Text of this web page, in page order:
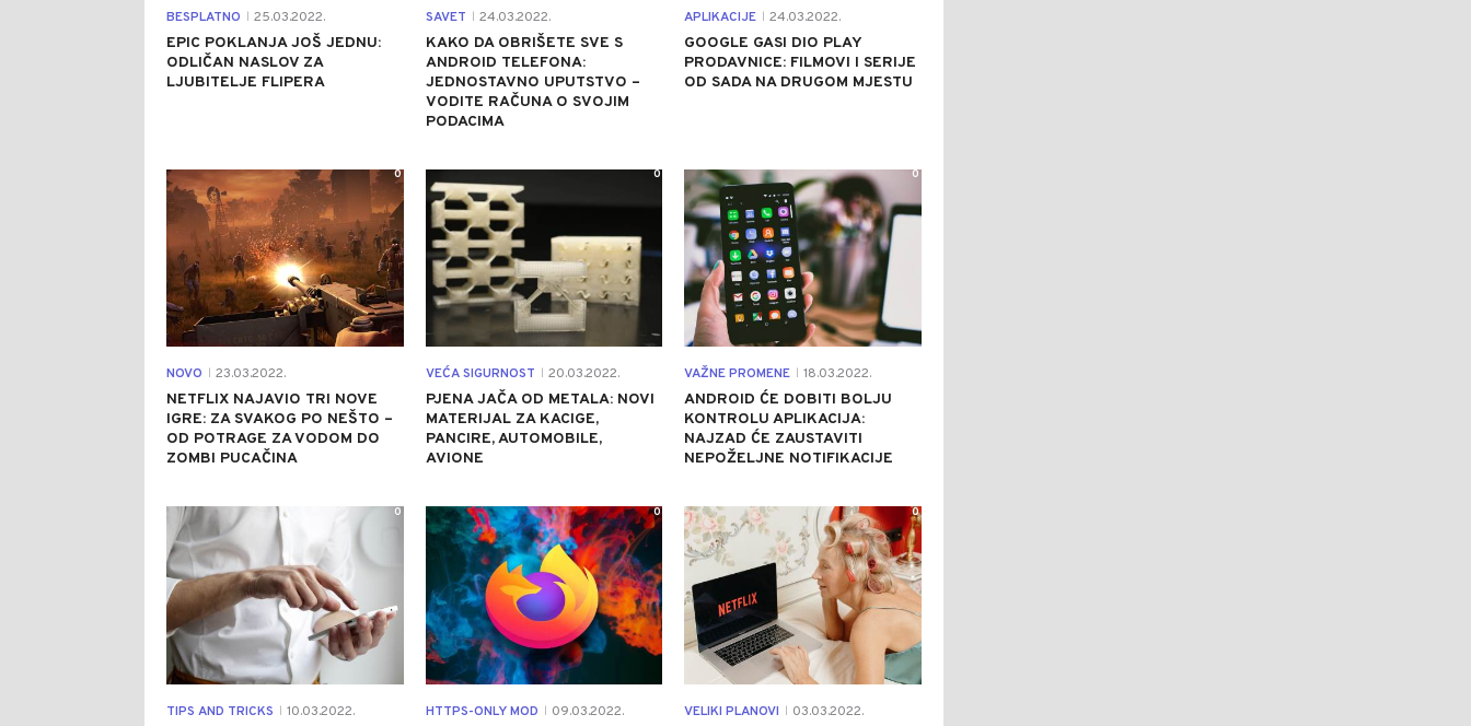
BESPLATNO 25.03.2022.
EPIC POKLANJA JOŠ JEDNU:
ODLIČAN NASLOV ZA
LJUBITELJE FLIPERA
SAVET 24.03.2022.
KAKO DA OBRIŠETE SVE S
ANDROID TELEFONA:
JEDNOSTAVNO UPUTSTVO –
VODITE RAČUNA O SVOJIM
PODACIMA
APLIKACIJE 24.03.2022.
GOOGLE GASI DIO PLAY
PRODAVNICE: FILMOVI I SERIJE
OD SADA NA DRUGOM MJESTU
NOVO 23.03.2022.
NETFLIX NAJAVIO TRI NOVE
IGRE: ZA SVAKOG PO NEŠTO –
OD POTRAGE ZA VODOM DO
ZOMBI PUCAČINA
0
VEĆA SIGURNOST 20.03.2022.
PJENA JAČA OD METALA: NOVI
MATERIJAL ZA KACIGE,
PANCIRE, AUTOMOBILE,
AVIONE
0
VAŽNE PROMENE 18.03.2022.
ANDROID ĆE DOBITI BOLJU
KONTROLU APLIKACIJA:
NAJZAD ĆE ZAUSTAVITI
NEPOŽELJNE NOTIFIKACIJE
0
TIPS AND TRICKS 10.03.2022.
0
HTTPS-ONLY MOD 09.03.2022.
0
VELIKI PLANOVI 03.03.2022.
0